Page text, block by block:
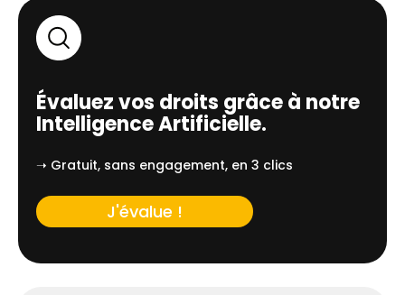
Évaluez vos droits grâce à notre
Intelligence Artificielle.
➝ Gratuit, sans engagement, en 3 clics
J'évalue !